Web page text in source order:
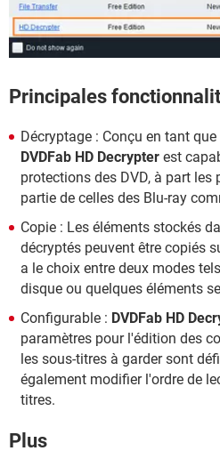
Principales
Décryptage : Conçu en tant
DVDFab HD Decrypter est
protections des DVD, à part les
partie de celles des Blu-ray
Copie : Les éléments stockés
décryptés peuvent être copiés
a le choix entre deux modes
disque ou quelques éléments
Configurable : DVDFab HD
paramètres pour l'édition des
les sous-titres à garder sont
également modifier l'ordre de
titres.
Plus